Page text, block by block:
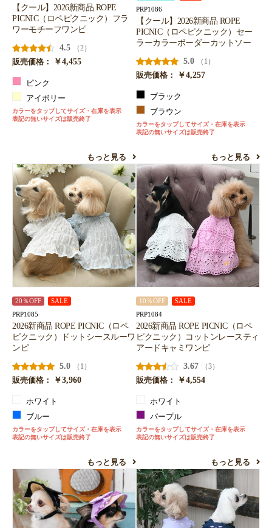
【クール】2026新商品 ROPE
PICNIC（ロペピクニック）フラ
ワーモチーフワンピ
4.5
（2）
販売価格：
￥4,455
ピンク
アイボリー
カラーをタップしてサイズ・在庫を表示
表記の無いサイズは販売終了
もっと見る
PRP1086
【クール】2026新商品 ROPE
PICNIC（ロペピクニック）セー
ラーカラーボーダーカットソー
5.0
（1）
販売価格：
￥4,257
ブラック
ブラウン
カラーをタップしてサイズ・在庫を表示
表記の無いサイズは販売終了
もっと見る
20％OFF SALE
PRP1085
2026新商品 ROPE PICNIC（ロペ
ピクニック）ドットシースルーワ
ンピ
5.0
（1）
販売価格：
￥3,960
ホワイト
ブルー
カラーをタップしてサイズ・在庫を表示
表記の無いサイズは販売終了
もっと見る
10％OFF SALE
PRP1084
2026新商品 ROPE PICNIC（ロペ
ピクニック）コットンレースティ
アードキャミワンピ
3.67
（3）
販売価格：
￥4,554
ホワイト
パープル
カラーをタップしてサイズ・在庫を表示
表記の無いサイズは販売終了
もっと見る